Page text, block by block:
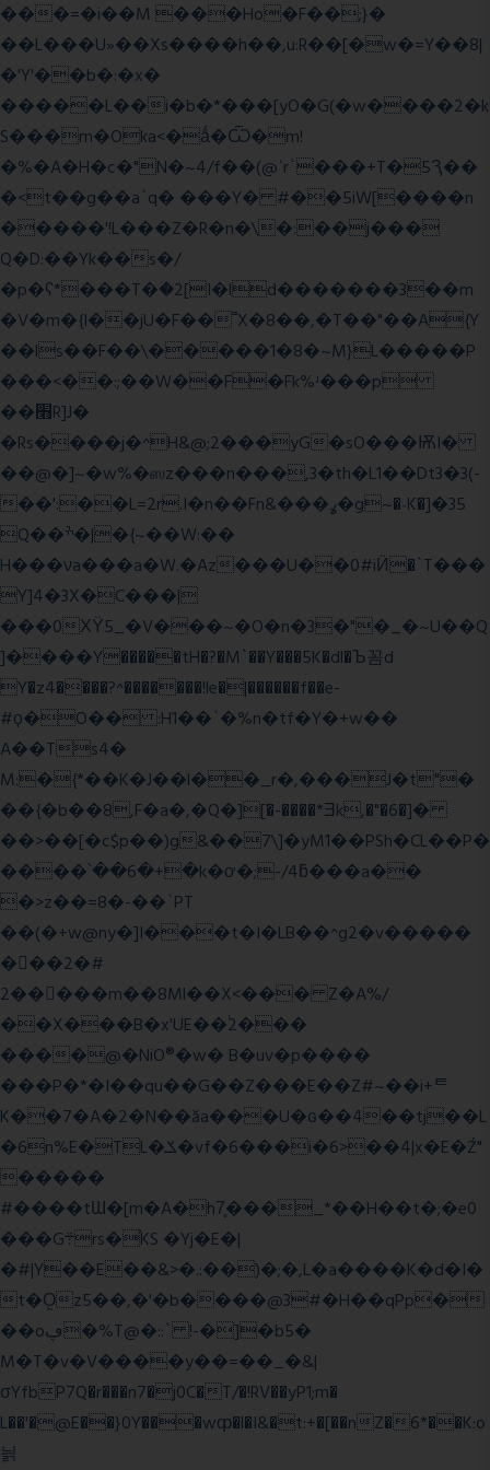
���=�i��M ���Ho�F��;}�
��L���U»��Xs����h��,u:R��[�w�=Y��8|
�'Y'��b�:�x�
�����L��i�b�*���[yO�G(�w����2�k
S���m�Oka<�ǻ�Ѿ�m!
�%�A�H�c�"N�~4/f��(@ʿr`���+T�5Ԇ��
�<t��g��a`q� ���Y� #��5iW[����n
�����'!L���Z�R�n�\�:��j���
Q�D:��Yk��s�/
�p�ʕ*���T�ؘ�2[I�ld�������3��m
�V�m�{I��jU�F��˭X�8��,�T��"��A{Y
��ls��F��\�����1�8�~M}L�����P
���<��:;��W��F�Fk%ʴ���p
��׫R]J�
�Rs����j�^H&@;2���yG�sO���ѬI�
��@�]~�w%�ஸz���n���,3�th�L1��Dt3�3(-
��':��L=2r.I�n��Fn&���ߩ�g~�˴K�]�35
Q��ׯ�|�{~��W:��
H���νa���a�W.�Az���U��0#iӤ�`T���
Y]4�3X�C���|
���0ХΫ5_�V���~�O�n�3�"�_�~U��Q
]����Y�����tH�?�M`��Y���5K�dl�Ъ꼼d
Y�z4����?^�������!le�|������f��e-
#ϙ�O�� :H1��`�%n�tf�Y�+w��
A��Ts4�
M:�{*��K�J��l��_r�,���J�t"�
��{�b��8,F�a�,�Q�][�-����*Ǝk,�"�6�]�
��>��[�c$p��)g&��7\]�yM1��PSh�CL��P�
����՝��6�+�k�ơ�;-/4ƃ���a��
�>z��=8�-��`PT
��(�+w@ny�]I���t�I�LB��^g2�v�����
��ٕ�2�#
2�����m��8Ml��X<��� Z�A%/
��X���B�x'UE��֔2���
����@�NiO®�w� B�uv�p����
���P�*�I��qu��G��Z��� E��Z#~��i+ᄐ
K��7�A�2�N��ăa���U�ɢ��4��tj��L
�6n%E�TL�ݎ�vf�6���i�6>��4|x�E�Ź"
�����
#����tƜ�[m�A�h7̥���_*��H��t�;�e0
���G܊rs�֗KS �Yj�E�|
�#|Y��E��&>�.:��)�;�,L�a����K�d�I�
t�O͖z5��,�'�b����@3#�H��qPp�
��oڥ�%T@�::` !-�]�b5�
M�T�v�V����y��=��_�&|
σYfbP7Q�r���n7�j0C�T/�!RV��yP1;m�
L��'�@E��}0Y���wȹ�l�I&�t:+�[��nZ�6*��K:o
늵